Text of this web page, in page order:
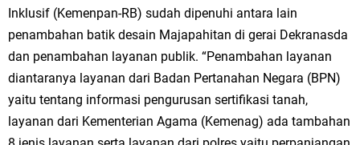
PDUF MUI Jatim Gelar Doa Awal Tahun Hijriah, Teguhkan Optimisme
Menuju Indonesia Emas 2045
Reses Anggota DPRD Jabar M. Rizky di Desa Cibitung Wetan: Serap
Aspirasi Petani dan Warga
Inklusif (Kemenpan-RB) sudah dipenuhi antara lain
penambahan batik desain Majapahitan di gerai Dekranasda
dan penambahan layanan publik. “Penambahan layanan
diantaranya layanan dari Badan Pertanahan Negara (BPN)
yaitu tentang informasi pengurusan sertifikasi tanah,
layanan dari Kementerian Agama (Kemenag) ada tambahan